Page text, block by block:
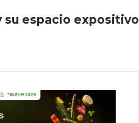
su espacio expositivo